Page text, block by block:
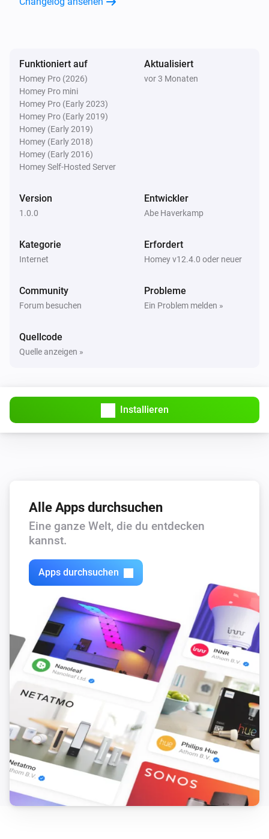
Funktioniert auf
Homey Pro (2026)
Homey Pro mini
Homey Pro (Early 2023)
Homey Pro (Early 2019)
Homey (Early 2019)
Homey (Early 2018)
Homey (Early 2016)
Homey Self-Hosted Server
Aktualisiert
vor 3 Monaten
Version
1.0.0
Entwickler
Abe Haverkamp
Kategorie
Internet
Erfordert
Homey v12.4.0 oder neuer
Community
Forum besuchen
Probleme
Ein Problem melden »
Quellcode
Quelle anzeigen »
Installieren
Alle Apps durchsuchen
Eine ganze Welt, die du entdecken
kannst.
Apps durchsuchen